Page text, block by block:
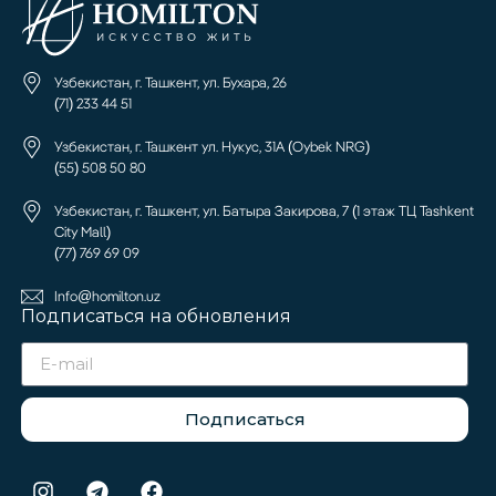
Узбекистан, г. Ташкент, ул. Бухара, 26
(71) 233 44 51
Узбекистан, г. Ташкент ул. Нукус, 31А (Oybek NRG)
(55) 508 50 80
Узбекистан, г. Ташкент, ул. Батыра Закирова, 7 (1 этаж ТЦ Tashkent
City Mall)
(77) 769 69 09
Info@homilton.uz
Подписаться на обновления
Подписаться